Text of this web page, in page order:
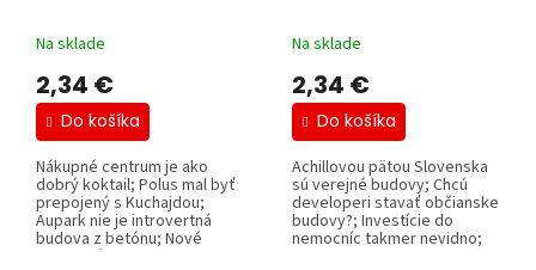
Na sklade
2,34 €
Do košíka
Nákupné centrum je ako
dobrý koktail; Polus mal byť
prepojený s Kuchajdou;
Aupark nie je introvertná
budova z betónu; Nové
stavebné...
Na sklade
2,34 €
Do košíka
Achillovou pätou Slovenska
sú verejné budovy; Chcú
developeri stavať občianske
budovy?; Investície do
nemocníc takmer nevidno;